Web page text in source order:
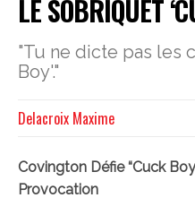
LE SOBRIQUET
"Tu ne dicte pas les
Boy'."
Delacroix Maxime
Covington Défie “Cuck
Provocation